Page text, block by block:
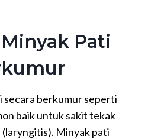
Pati
secara berkumur seperti
baik untuk sakit tekak
Minyak pati